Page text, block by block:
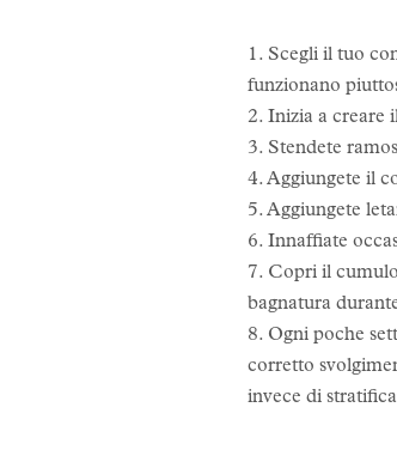
1. Scegli il tuo
funzionano
2. Inizia a creare
3. Stendete
4. Aggiungete il
5. Aggiungete
6. Innaffiate
7. Copri il
bagnatura
8. Ogni poche
corretto
invece di